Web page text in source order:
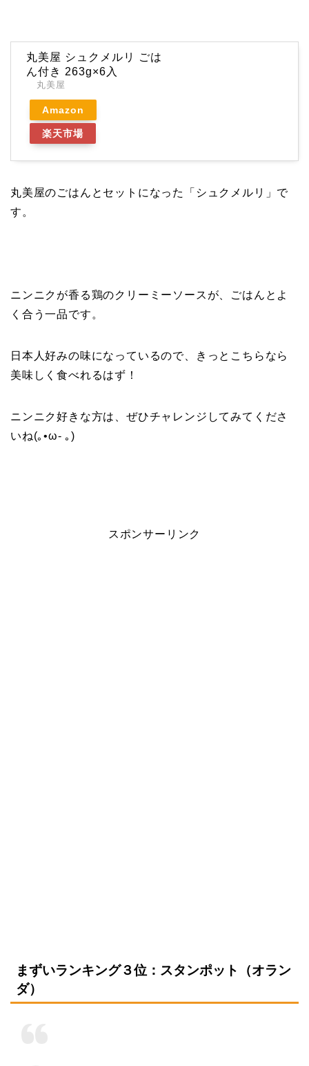
丸美屋 シュクメルリ ごは
ん付き 263g×6入
丸美屋
Amazon
楽天市場
丸美屋のごはんとセットになった「シュクメルリ」で
す。
ニンニクが香る鶏のクリーミーソースが、ごはんとよ
く合う一品です。
日本人好みの味になっているので、きっとこちらなら
美味しく食べれるはず！
ニンニク好きな方は、ぜひチャレンジしてみてくださ
いね(｡•ω- ｡)
スポンサーリンク
まずいランキング３位：スタンポット（オラン
ダ）